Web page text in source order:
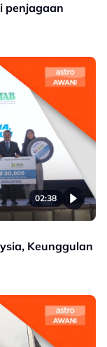
penjagaan
02:38
Keunggulan